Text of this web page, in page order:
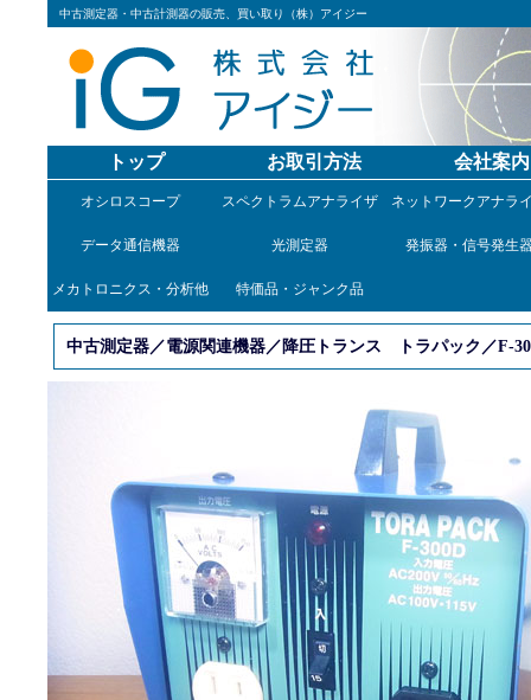
中古測定器・中古計測器の販売、買い取り（株）アイジー
トップ お取引方法 会社案内
オシロスコープ スペクトラムアナライザ ネットワークアナラ
データ通信機器 光測定器 発振器・信号発生
メカトロニクス・分析他 特価品・ジャンク品
中古測定器／電源関連機器／降圧トランス トラパック／F-